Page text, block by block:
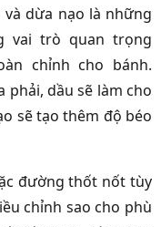
dừa nạo là những
vai trò quan trọng
chỉnh cho bánh.
dầu sẽ làm cho
sẽ tạo thêm độ béo
đường thốt nốt tùy
chỉnh sao cho phù